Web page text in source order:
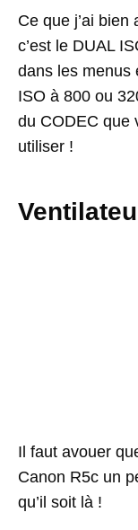
Ce que j’ai
c’est le DUAL
dans les menus
ISO à 800 ou
du CODEC que
utiliser !
Il faut avouer
Canon R5c un
qu’il soit là !